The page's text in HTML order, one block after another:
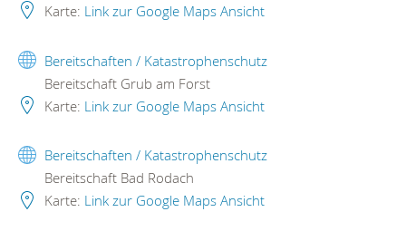
Karte: Link zur Google Maps Ansicht
Bereitschaften / Katastrophenschutz
Bereitschaft Grub am Forst
Karte: Link zur Google Maps Ansicht
Bereitschaften / Katastrophenschutz
Bereitschaft Bad Rodach
Karte: Link zur Google Maps Ansicht